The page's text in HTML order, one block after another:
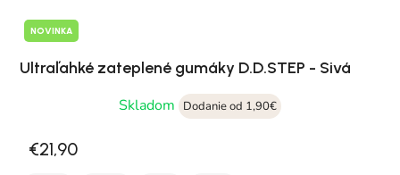
NOVINKA
Ultraľahké zateplené gumáky D.D.STEP - Sivá
Skladom
Dodanie od 1,90€
€21,90